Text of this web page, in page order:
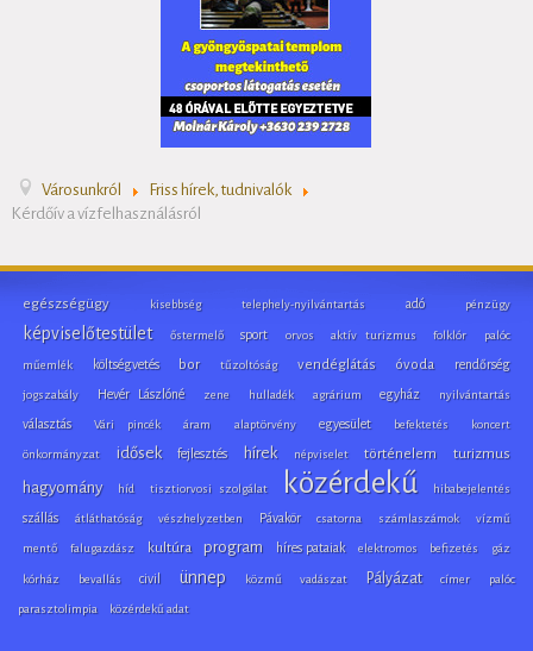
Városunkról
Friss hírek, tudnivalók
Kérdőív a vízfelhasználásról
egészségügy kisebbség telephely-nyilvántartás adó pénzügy
képviselőtestület őstermelő sport orvos aktív turizmus folklór palóc
műemlék költségvetés bor tűzoltóság vendéglátás óvoda rendőrség
jogszabály Hevér Lászlóné zene hulladék agrárium egyház nyilvántartás
választás Vári pincék áram alaptörvény egyesület befektetés koncert
önkormányzat idősek fejlesztés hírek népviselet történelem turizmus
hagyomány híd tisztiorvosi szolgálat közérdekű hibabejelentés
szállás átláthatóság vészhelyzetben Pávakör csatorna számlaszámok vízmű
mentő falugazdász kultúra program híres pataiak elektromos befizetés gáz
kórház bevallás civil ünnep közmű vadászat Pályázat címer palóc
parasztolimpia közérdekű adat